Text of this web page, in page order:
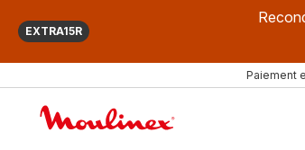
EXTRA15R
Paiement